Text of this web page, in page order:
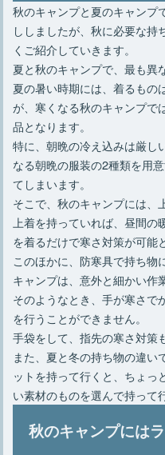
秋のキャンプと夏のキャンプ
ししましたが、秋に必要な持
くご紹介していきます。
夏と秋のキャンプで、最も異
夏の暑い時期には、着るもの
が、寒くなる秋のキャンプで
品となります。
特に、朝晩の冷え込みは厳し
なる朝晩の服装の2種類を用
てしまいます。
そこで、秋のキャンプには、
上着を持っていれば、昼間
を着るだけで寒さ対策が可能
このほかに、防寒具で持ち物
キャンプは、意外と細かい作
そのようなとき、手が寒さで
を行うことができません。
手袋をして、指先の寒さ対策
また、夏と冬の持ち物の違い
ットを持って行くと、ちょっ
い素材のものを選んで持って
秋のキャンプには